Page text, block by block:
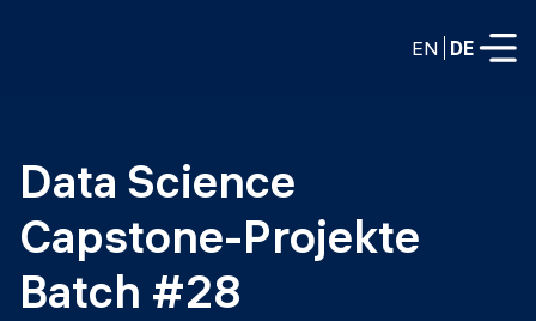
EN DE
VOLLZEITPROGRAMME
Data Science
Web-Entwicklung und KI
TEILZEITROGRAMME
Weiterbildung / Schulung
Data Science
Capstone-Projekte
Batch #28